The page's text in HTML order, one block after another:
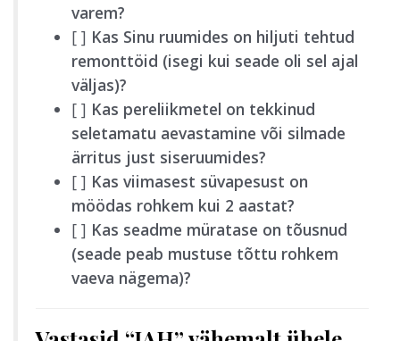
varem?
[ ] Kas Sinu ruumides on hiljuti tehtud
remonttöid (isegi kui seade oli sel ajal
väljas)?
[ ] Kas pereliikmetel on tekkinud
seletamatu aevastamine või silmade
ärritus just siseruumides?
[ ] Kas viimasest süvapesust on
möödas rohkem kui 2 aastat?
[ ] Kas seadme müratase on tõusnud
(seade peab mustuse tõttu rohkem
vaeva nägema)?